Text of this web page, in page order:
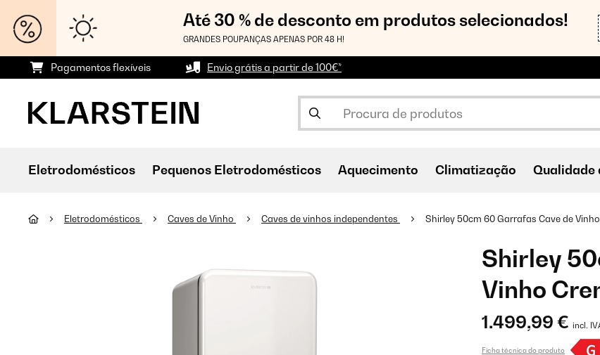
Até 30 % de desconto em produtos selecionados!
GRANDES POUPANÇAS APENAS POR 48 H!
Pagamentos flexíveis Envio grátis a partir de 100€*
Eletrodomésticos Pequenos Eletrodomésticos Aquecimento Climatização Qualidade
Eletrodomésticos Caves de Vinho Caves de vinhos independentes Shirley 50cm 60 Garrafas Cave de
Shirley
Vinho
1.499,99 € incl.
Ficha técnica do produto